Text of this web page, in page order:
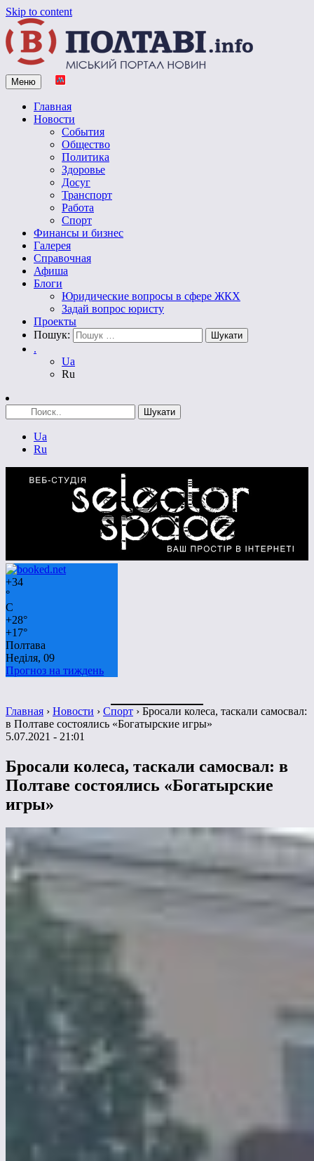
Skip to content
Vpoltave.info
Полтавский портал новостей
Меню
Главная
Новости
События
Общество
Политика
Здоровье
Досуг
Транспорт
Работа
Спорт
Финансы и бизнес
Галерея
Справочная
Афиша
Блоги
Юридические вопросы в сфере ЖКХ
Задай вопрос юристу
Проекты
Пошук:
.
Ua
Ru
Ua
Ru
+34
°
C
+28°
+17°
Полтава
Неділя, 09
Прогноз на тиждень
Главная › Новости › Спорт › Бросали колеса, таскали самосвал:
в Полтаве состоялись «Богатырские игры»
5.07.2021 - 21:01
Бросали колеса, таскали самосвал: в
Полтаве состоялись «Богатырские
игры»